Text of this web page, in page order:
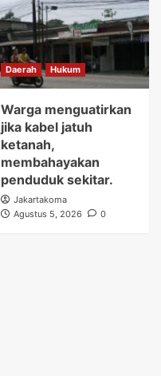
Daerah Hukum
Warga menguatirkan
jika kabel jatuh
ketanah,
membahayakan
penduduk sekitar.
Jakartakoma
Agustus 5, 2026
0